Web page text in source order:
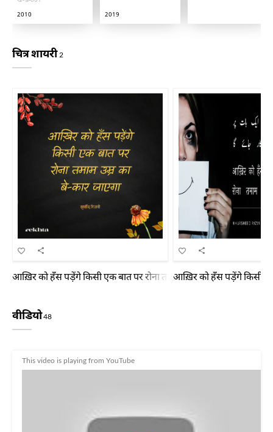
2010
2019
चित्र शायरी2
आख़िर को हँस पड़ेंगे किसी एक बात पर रोना तमाम उम्र का बे-कार जाएगा
आख़िर को हँस पड़ेंगे किसी एक
वीडियो48
This video is playing from YouTube